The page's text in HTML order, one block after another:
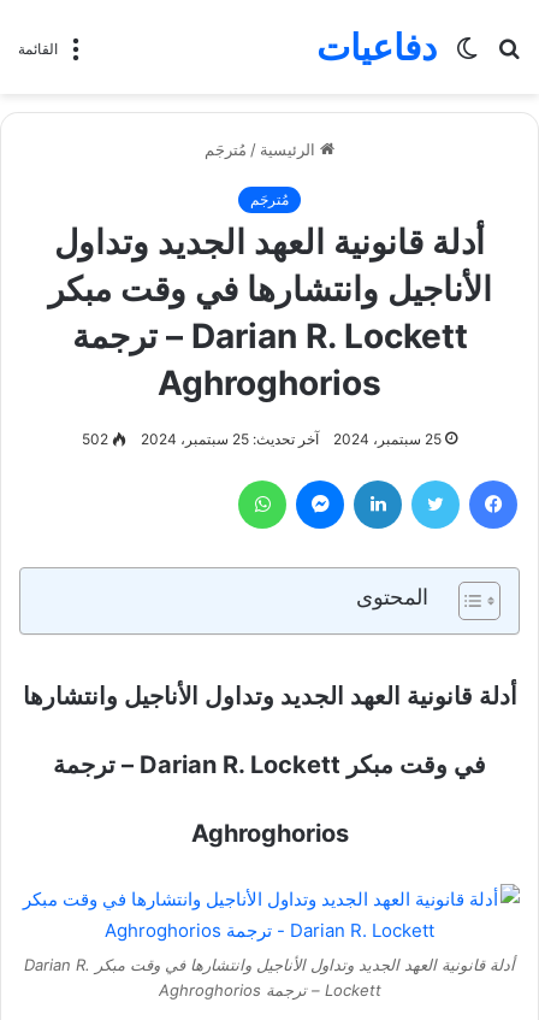
القائمة دفاعيات
بحث
الوضع
الرئيسية / مُترجَم
مُترجَم
أدلة قانونية العهد الجديد وتداول
الأناجيل وانتشارها في وقت مبكر
Darian R. Lockett – ترجمة
Aghroghorios
25 سبتمبر، 2024 آخر تحديث: 25 سبتمبر، 2024 502
فيسبوك تويتر لينكدإن ماسنجر
المحتوى
أدلة قانونية العهد الجديد وتداول الأناجيل وانتشارها
في وقت مبكر Darian R. Lockett – ترجمة
Aghroghorios
أدلة قانونية العهد الجديد وتداول الأناجيل وانتشارها في وقت مبكر Darian R.
Lockett – ترجمة Aghroghorios